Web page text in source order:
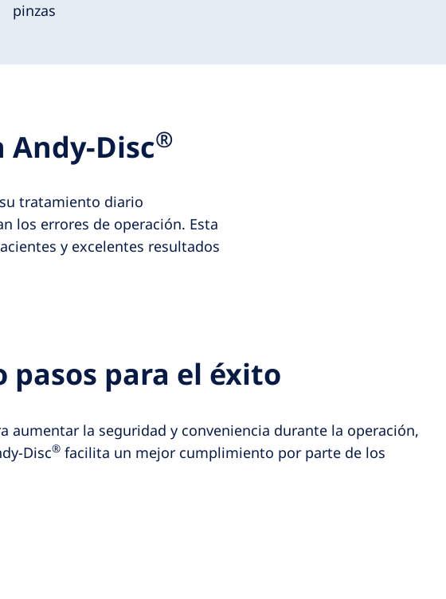
pinzas
Andy-Disc®
tratamiento diario
los errores de operación. Esta
y excelentes resultados
pasos para el éxito
aumentar la seguridad y conveniencia durante la operación,
Disc®facilita un mejor cumplimiento por parte de los